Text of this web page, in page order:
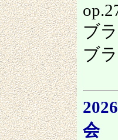
ブ
ブ
会